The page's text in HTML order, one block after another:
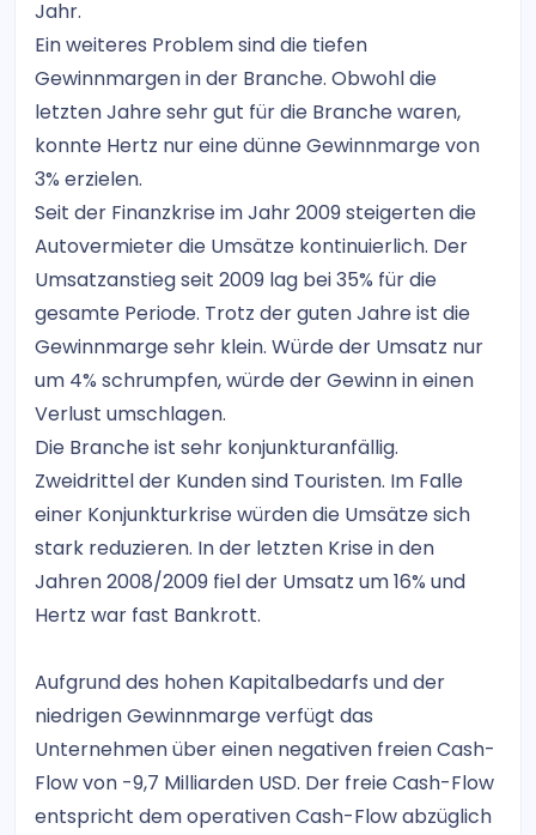
Jahr.
Ein weiteres Problem sind die tiefen
Gewinnmargen in der Branche. Obwohl die
letzten Jahre sehr gut für die Branche waren,
konnte Hertz nur eine dünne Gewinnmarge von
3% erzielen.
Seit der Finanzkrise im Jahr 2009 steigerten die
Autovermieter die Umsätze kontinuierlich. Der
Umsatzanstieg seit 2009 lag bei 35% für die
gesamte Periode. Trotz der guten Jahre ist die
Gewinnmarge sehr klein. Würde der Umsatz nur
um 4% schrumpfen, würde der Gewinn in einen
Verlust umschlagen.
Die Branche ist sehr konjunkturanfällig.
Zweidrittel der Kunden sind Touristen. Im Falle
einer Konjunkturkrise würden die Umsätze sich
stark reduzieren. In der letzten Krise in den
Jahren 2008/2009 fiel der Umsatz um 16% und
Hertz war fast Bankrott.
Aufgrund des hohen Kapitalbedarfs und der
niedrigen Gewinnmarge verfügt das
Unternehmen über einen negativen freien Cash-
Flow von -9,7 Milliarden USD. Der freie Cash-Flow
entspricht dem operativen Cash-Flow abzüglich